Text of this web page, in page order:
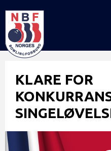
KLARE FOR